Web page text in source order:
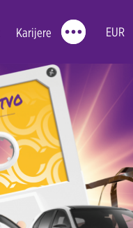
Karijere EUR